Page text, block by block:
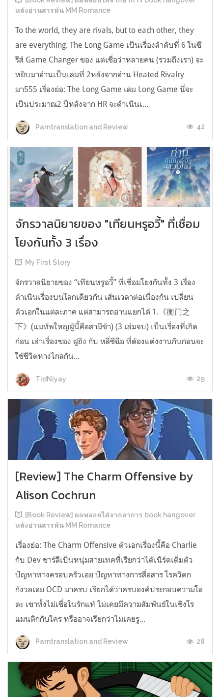
หลังอ่านสารพัน MM Romance
To the world, they are rivals, but to each other, they
are everything. The Long Game เป็นเรื่องลำดับที่ 6 ในซี
รีส์ Game Changer ของ แต่เชื่อว่าหลายคน (รวมถึงเรา) จะ
หยิบมาอ่านเป็นเล่มที่ 2หลังจากอ่าน Heated Rivalry
มา555 เรื่องย่อ: The Long Game เล่ม Long Game นี่จะ
เป็นประมาณ2 ปีหลังจาก HR จะดำเนินเ...
Parntranslation and Review 42
จักรวาลนิยายของ "เทียนหรูอวี้" ที่เชื่อม
โยงกันทั้ง 3 เรื่อง
My First Story
จักรวาลนิยายของ “เทียนหรูอวี้” ที่เชื่อมโยงกันทั้ง 3 เรื่อง
ดำเนินเรื่องบนโลกเดียวกัน เส้นเวลาต่อเนื่องกัน เปลี่ยน
ตัวเอกในแต่ละภาค แต่สามารถอ่านแยกได้ 1.《衡门之
下》(แม่ทัพใหญ่ผู้นี้คือสามีข้า) (3 เล่มจบ) เป็นเรื่องที่เกิด
ก่อน เล่าเรื่องของ ฝูถิง กับ หลี่ชีฉือ ที่ต้องแต่งงานกันก่อนจะ
ใช้ชีวิตห่างไกลกัน...
TidNiyay 29
[Review] The Charm Offensive by
Alison Cochrun
[Book Review] ผลพลอยได้จากอาการ book hangover
หลังอ่านสารพัน MM Romance
เรื่องย่อ: The Charm Offensive ตัวเอกเรื่องนี้คือ Charlie
กับ Dev ชาร์ลีเป็นหนุ่มสายเทคที่เรียกว่าได้เนิร์ดเต็มตัว
ปัญหาทางครอบครัวเอย ปัญหาทางการสื่อสาร โรควิตก
กังวลเอย OCD มาครบ เรียกได้ว่าครบองค์ประกอบความโอ
ตะ เขาทั้งไม่เชื่อในรักแท้ ไม่เคยมีความสัมพันธ์ในเชิงโร
แมนติกกับใคร หรืออาจเรียกว่าไม่เคยรู...
Parntranslation and Review 28